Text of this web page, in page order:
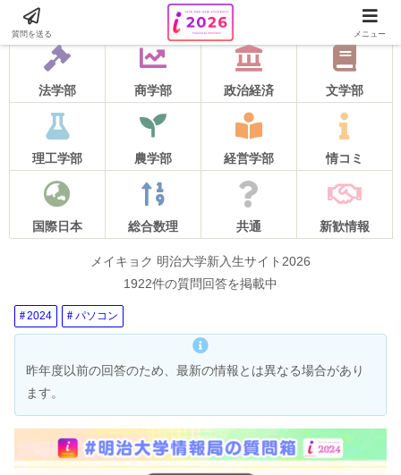
2026年度の質問受け付けは5月16日をもって終了しました！
法学部 商学部 政治経済 文学部
理工学部 農学部 経営学部 情コミ
国際日本 総合数理 共通 新歓情報
メイキョク 明治大学新入生サイト2026
1922件の質問回答を掲載中
2024 パソコン
昨年度以前の回答のため、最新の情報とは異なる場合があり
ます。
質問を送る メニュー